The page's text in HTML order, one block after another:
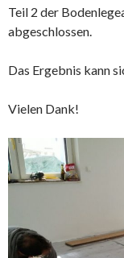
Teil 2 der
abgeschlossen.
Das Ergebnis kann
Vielen Dank!